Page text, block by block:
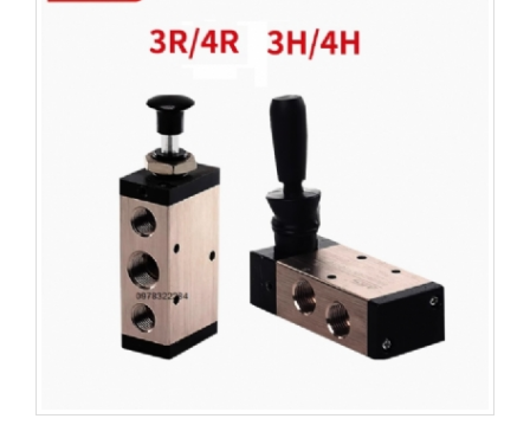
đọc thêm